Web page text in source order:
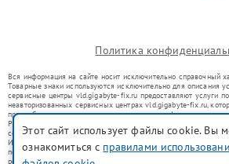
Политика
Вся информация на сайте носит исключительно справочный
Товарные знаки используются исключительно для описания
сервисные центры vld.gigabyte-fix.ru предоставляют услуги
неавторизованных сервисных центрах vld.gigabyte-fix.ru,
правообладателями товарных знаков или их официальными
Ремонт осуществляется для устройств, уже введенных в
со статьей 1487 ГК РФ.
Использование товарных знаков не преследует цели
потребителей в заблуждение, а служит для информирования о
ремонту техники указанных брендов.
Этот сайт использует файлы cookie. Вы
ознакомиться с правилами